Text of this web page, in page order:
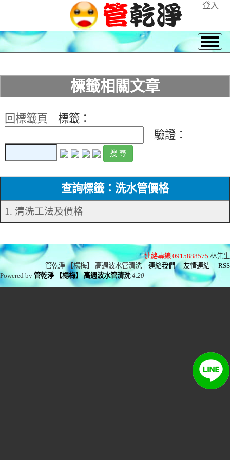
登入
標籤相關文章
回標籤頁
標籤：
驗證：
查詢標籤：洗水管價格
1. 清洗工法及價格
連絡專線 0915888575 林先生
管乾淨 【楊梅】 高週波水管清洗 | 連絡我們 | 友情連結 | RSS
Powered by管乾淨 【楊梅】 高週波水管清洗 4.20